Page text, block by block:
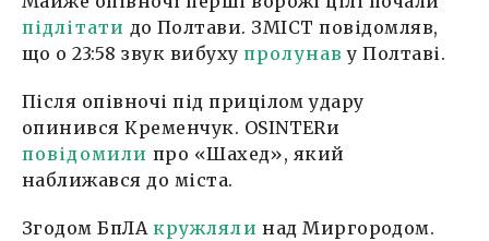
підлітати до Полтави. ЗМІСТ повідомляв,
що о 23:58 звук вибухупролунав у Полтаві.
Після опівночі під прицілом удару
опинився Кременчук. OSINTERи
повідомили про «Шахед», який
наближався до міста.
Згодом БпЛА кружляли над Миргородом.